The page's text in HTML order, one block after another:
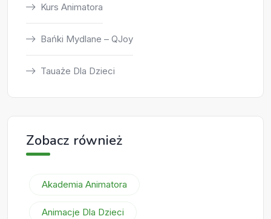
Kurs Animatora
Bańki Mydlane – QJoy
Tauaże Dla Dzieci
Zobacz również
Akademia Animatora
Animacje Dla Dzieci